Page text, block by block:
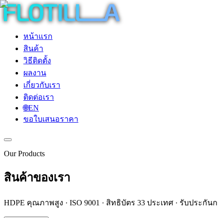
หน้าแรก
สินค้า
วิธีติดตั้ง
ผลงาน
เกี่ยวกับเรา
ติดต่อเรา
🌐EN
ขอใบเสนอราคา
Our Products
สินค้าของเรา
HDPE คุณภาพสูง · ISO 9001 · สิทธิบัตร 33 ประเทศ · รับประกั